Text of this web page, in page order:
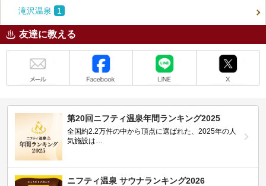
滝沢温泉 1
友達に教える
第20回ニフティ温泉年間ランキング2025
全国約2.2万件の中から頂点に選ばれた、2025年の人
気施設は…
ニフティ温泉 サウナランキング2026